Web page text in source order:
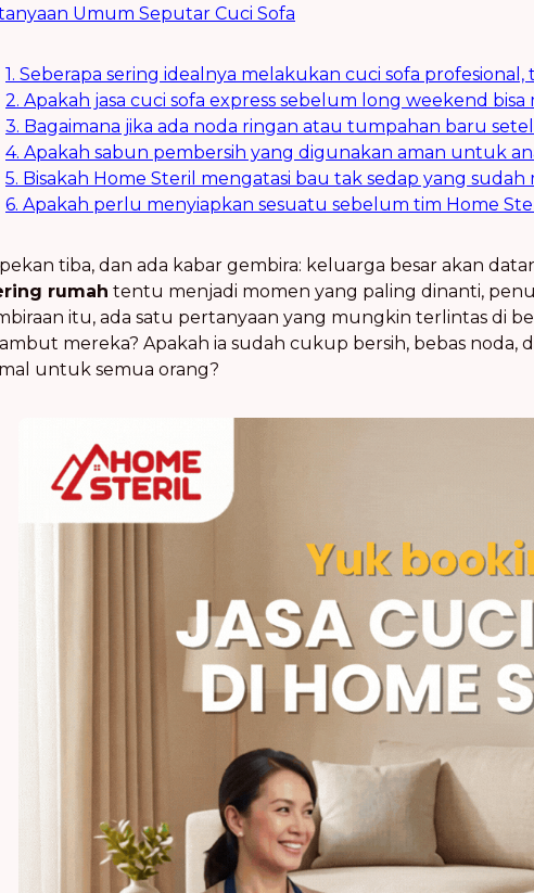
Umum Seputar Cuci Sofa
1. Seberapa sering idealnya melakukan cuci sofa
2. Apakah jasa cuci sofa express sebelum long weekend
3. Bagaimana jika ada noda ringan atau tumpahan baru
4. Apakah sabun pembersih yang digunakan aman untuk
5. Bisakah Home Steril mengatasi bau tak sedap yang sudah
6. Apakah perlu menyiapkan sesuatu sebelum tim Home
tiba, dan ada kabar gembira: keluarga besar akan
rumah tentu menjadi momen yang paling dinanti,
itu, ada satu pertanyaan yang mungkin terlintas di
mereka? Apakah ia sudah cukup bersih, bebas noda,
untuk semua orang?